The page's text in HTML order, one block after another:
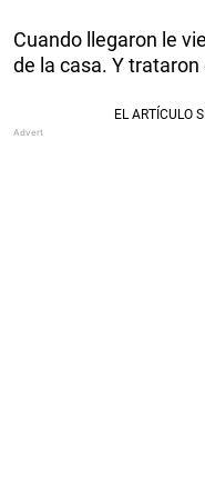
Cuando llegaron le
de la casa. Y